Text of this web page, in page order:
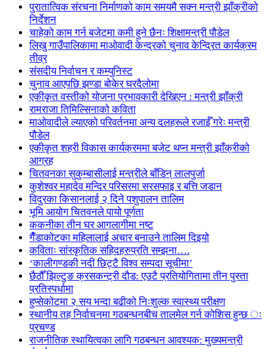
पुरातात्विक संरचना निर्माणको काम समयमै सक्न मन्त्री झाँक्रीको
निर्देशन
चाहेको काम गर्न बजेटमा कमी हुने छैनः शिक्षामन्त्री पौडेल
लिखु गाउँपालिकामा माओवादी केन्द्रको चुनाव केन्द्रित कार्यक्रम
तीव्र
संसदीय निर्वाचन र कम्युनिस्ट
चुनाव आएपछि झण्डा बोकेर घरदैलोमा
एकीकृत वस्तीको योजना प्रभावकारी देखिएन : मन्त्री झाँक्री
रामराजा तिमिल्सिनाको कविता
माओवादीले ल्याएको परिवर्तनमा अन्य दलहरूले रजाईँ गरेः मन्त्री
पौडेल
एकीकृत शहरी विकास कार्यक्रममा बजेट थप्न मन्त्री झाँक्रीको
आग्रह
चितवनका सुकुम्बासीलाई मन्त्रीले बाँडिन् लालपुर्जा
कुशेश्वर महादेव मन्दिर परिसरमा सरसफाइ र बत्ति जडान
विदुरका किसानलाई २ दिने पशुपालन तालिम
भूमि आयोग चितवनले पायो पूर्णता
ककनीका तीन घर आगलागीमा नष्ट
गैँडाकोटका महिलालाई अचार बनाउने तालिम दिइयो
कविताः सांस्कृतिक सहिदहरुप्रति सम्झना….
‘कालीगण्डकी नदी छिट्टै विश्व सम्पदा सूचीमा’
छैठौँ झिल्टुङ क्रसकन्ट्री दौड: एउटै प्रतियोगितामा तीन पुस्ता
प्रतिस्पर्धामा
हुप्सेकोटमा २ सय भन्दा बढीको निःशुल्क स्वास्थ्य परीक्षण
स्थानीय तह निर्वाचनमा गठबन्धनबीच तालमेल गर्न कोशिस हुन्छ ः
प्रचण्ड
राजनीतिक स्थायित्वका लागि गठबन्धन आवश्यक: मुख्यमन्त्री